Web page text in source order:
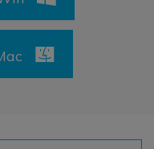
Sign In